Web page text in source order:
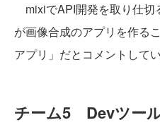
mixiでAPI開発を取り仕切
が画像合成のアプリを作る
アプリ」だとコメントしてい
チーム5 Devツー